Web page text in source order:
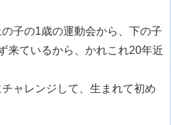
子の1歳の運動会から、下の子
来ているから、かれこれ20年近
ャレンジして、生まれて初め